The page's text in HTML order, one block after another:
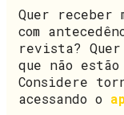
Quer
com
revista?
que não
Considere
acessando o